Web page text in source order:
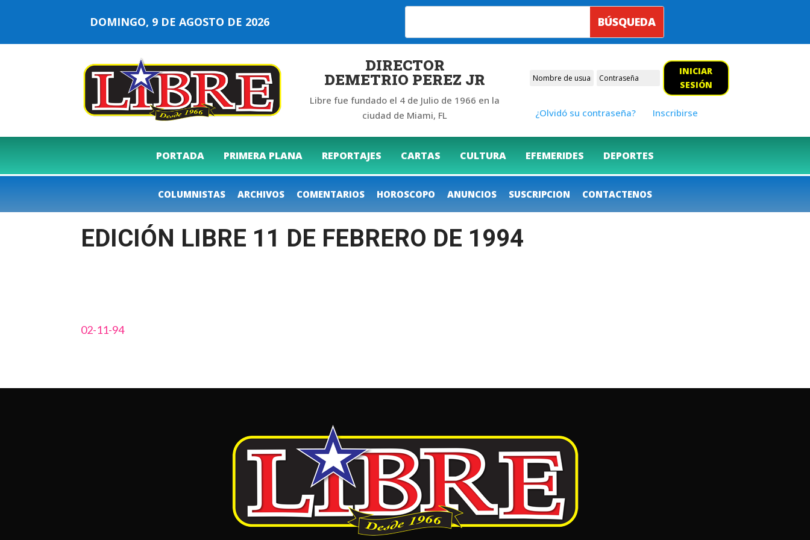
DOMINGO, 9 DE AGOSTO DE 2026
DIRECTOR
DEMETRIO PEREZ JR
Libre fue fundado el 4 de Julio de 1966 en la
ciudad de Miami, FL
INICIAR
SESIÓN
¿Olvidó su contraseña? Inscribirse
PORTADA PRIMERA PLANA REPORTAJES CARTAS CULTURA EFEMERIDES DEPORTES
COLUMNISTAS ARCHIVOS COMENTARIOS HOROSCOPO ANUNCIOS SUSCRIPCION CONTACTENOS
EDICIÓN LIBRE 11 DE FEBRERO DE 1994
02-11-94